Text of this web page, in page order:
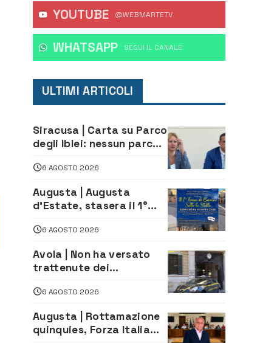
YOUTUBE @WEBMARTETV
WHATSAPP ‎SEGUI IL CANALE
ULTIMI ARTICOLI
Siracusa | Carta su Parco
degli Iblei: nessun parco
comunità e il territorio
6 AGOSTO 2026
Augusta | Augusta
d’Estate, stasera il 1°
le Stelle: piazza
D’Astorga già sold out
6 AGOSTO 2026
Avola | Non ha versato
trattenute dei
oltre 700 mila euro a
imprenditore della
climatizzazione
6 AGOSTO 2026
Augusta | Rottamazione
quinquies, Forza Italia